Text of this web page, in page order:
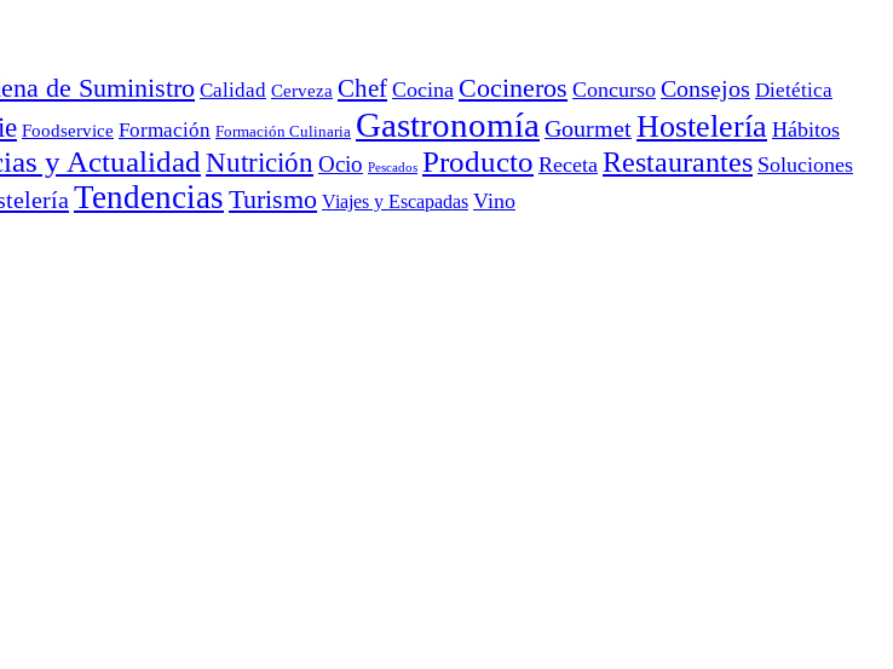
de Suministro Calidad Cerveza Chef Cocina Cocineros Concurso Consejos Dietética
Foodservice Formación Formación Culinaria Gastronomía GourmetHostelería Hábitos
y Actualidad Nutrición Ocio Pescados Producto Receta Restaurantes Soluciones
Tendencias Turismo Viajes y Escapadas Vino